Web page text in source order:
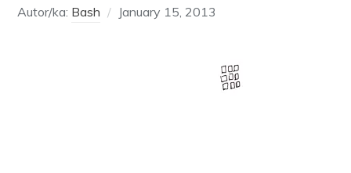
Autor/ka: Bash January 15, 2013